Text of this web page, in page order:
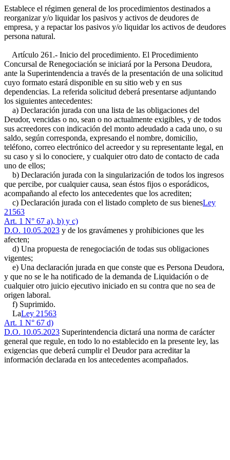
Establece el régimen general de los procedimientos destinados a
reorganizar y/o liquidar los pasivos y activos de deudores de
empresa, y a repactar los pasivos y/o liquidar los activos de deudores
persona natural.
Artículo 261.- Inicio del procedimiento. El Procedimiento
Concursal de Renegociación se iniciará por la Persona Deudora,
ante la Superintendencia a través de la presentación de una solicitud
cuyo formato estará disponible en su sitio web y en sus
dependencias. La referida solicitud deberá presentarse adjuntando
los siguientes antecedentes:
a) Declaración jurada con una lista de las obligaciones del
Deudor, vencidas o no, sean o no actualmente exigibles, y de todos
sus acreedores con indicación del monto adeudado a cada uno, o su
saldo, según corresponda, expresando el nombre, domicilio,
teléfono, correo electrónico del acreedor y su representante legal, en
su caso y si lo conociere, y cualquier otro dato de contacto de cada
uno de ellos;
b) Declaración jurada con la singularización de todos los ingresos
que percibe, por cualquier causa, sean éstos fijos o esporádicos,
acompañando al efecto los antecedentes que los acrediten;
c) Declaración jurada con el listado completo de sus bienesLey
21563
Art. 1 N° 67 a), b) y c)
D.O. 10.05.2023 y de los gravámenes y prohibiciones que les
afecten;
d) Una propuesta de renegociación de todas sus obligaciones
vigentes;
e) Una declaración jurada en que conste que es Persona Deudora,
y que no se le ha notificado de la demanda de Liquidación o de
cualquier otro juicio ejecutivo iniciado en su contra que no sea de
origen laboral.
f) Suprimido.
LaLey 21563
Art. 1 N° 67 d)
D.O. 10.05.2023 Superintendencia dictará una norma de carácter
general que regule, en todo lo no establecido en la presente ley, las
exigencias que deberá cumplir el Deudor para acreditar la
información declarada en los antecedentes acompañados.